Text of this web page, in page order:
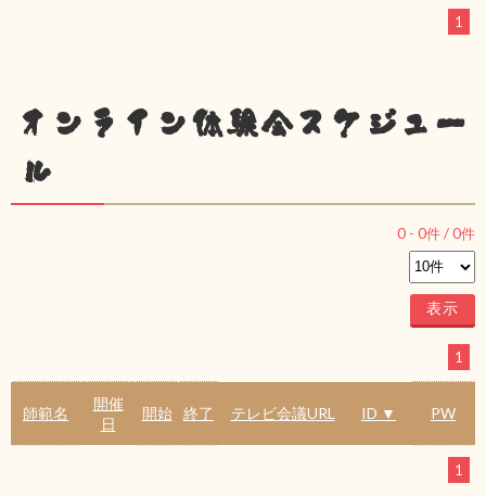
1
オンライン体験会スケジュー
ル
0 - 0件 /0件
1
師範名
開催
日
開始 終了 テレビ会議URL ID ▼ PW
1